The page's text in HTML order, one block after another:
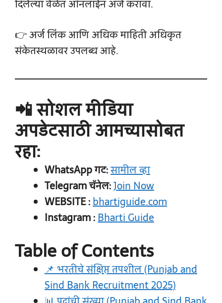
दिलेल्या वेळेत ऑनलाईन अर्ज करावा.
👉 अर्ज लिंक आणि अधिक माहिती अधिकृत
संकेतस्थळावर उपलब्ध आहे.
📲 सोशल मीडिया
अपडेटसाठी आमच्यासोबत
रहा:
WhatsApp गट:सामील व्हा
Telegram चॅनेल:Join Now
WEBSITE :bhartiguide.com
Instagram :Bharti Guide
Table of Contents
📌 भरतीचे संक्षिप्त तपशील (Punjab and
Sind Bank Recruitment 2025)